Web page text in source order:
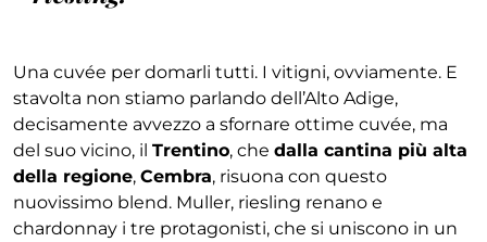
Una cuvée per domarli tutti. I vitigni, ovviamente. E
stavolta non stiamo parlando dell’Alto Adige,
decisamente avvezzo a sfornare ottime cuvée, ma
del suo vicino, il Trentino, che dalla cantina più alta
della regione, Cembra, risuona con questo
nuovissimo blend. Muller, riesling renano e
chardonnay i tre protagonisti, che si uniscono in un